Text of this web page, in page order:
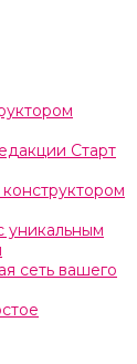
Старт
уникальным
сеть вашего